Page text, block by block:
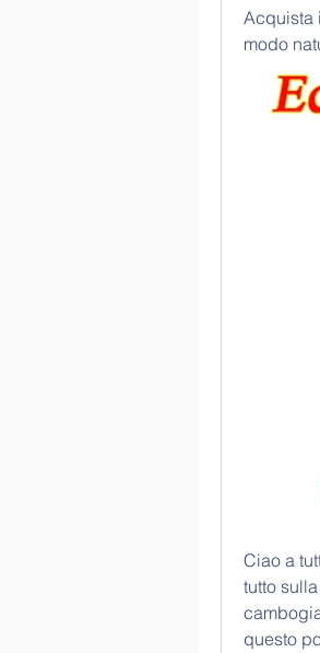
Acquista
modo
Ciao a
tutto
questo